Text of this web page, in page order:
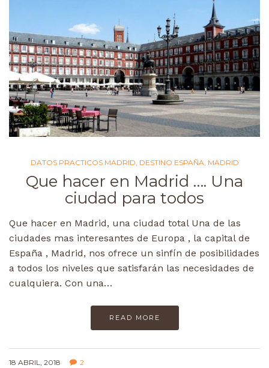
DATOS PRACTICOS MADRID, DESTINO ESPAÑA, MADRID
Que hacer en Madrid …. Una
ciudad para todos
Que hacer en Madrid, una ciudad total Una de las
ciudades mas interesantes de Europa , la capital de
España , Madrid, nos ofrece un sinfín de posibilidades
a todos los niveles que satisfarán las necesidades de
cualquiera. Con una…
READ MORE
18 ABRIL, 2018 2